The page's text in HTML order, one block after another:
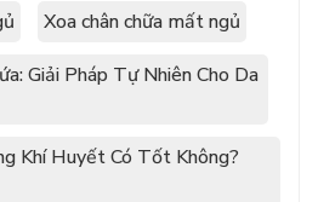
Xoa chân chữa mất ngủ
Giải Pháp Tự Nhiên Cho Da
Khí Huyết Có Tốt Không?